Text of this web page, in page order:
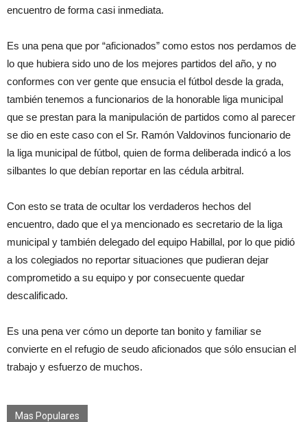
encuentro de forma casi inmediata.
Es una pena que por “aficionados” como estos nos perdamos de
lo que hubiera sido uno de los mejores partidos del año, y no
conformes con ver gente que ensucia el fútbol desde la grada,
también tenemos a funcionarios de la honorable liga municipal
que se prestan para la manipulación de partidos como al parecer
se dio en este caso con el Sr. Ramón Valdovinos funcionario de
la liga municipal de fútbol, quien de forma deliberada indicó a los
silbantes lo que debían reportar en las cédula arbitral.
Con esto se trata de ocultar los verdaderos hechos del
encuentro, dado que el ya mencionado es secretario de la liga
municipal y también delegado del equipo Habillal, por lo que pidió
a los colegiados no reportar situaciones que pudieran dejar
comprometido a su equipo y por consecuente quedar
descalificado.
Es una pena ver cómo un deporte tan bonito y familiar se
convierte en el refugio de seudo aficionados que sólo ensucian el
trabajo y esfuerzo de muchos.
Mas Populares